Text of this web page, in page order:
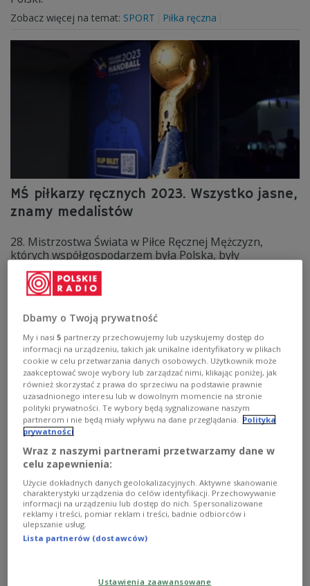
Zobacz więcej na temat: SPORT Piłka ręczna
MŚ piłkarzy ręcznych 2023. Wszystko jasne,
znamy medalistów
28. Mistrzostwa Świata w Piłce Ręcznej Mężczyzn,
których współgospodarzem była Polska, były
rozgrywane od 11 do 29 stycznia. Biało-
Czerwoni pożegnali się z turniejem na etapie fazy
zasadniczej, a mistrzami po raz trzeci z rzędu zostali
Zobacz więcej na temat: Piłka ręczna
MŚ piłkarzy ręcznych: grad bramek w meczu
o brąz. Hiszpania lepsza od Szwecji
decydującym meczu wygrała w Sztokholmie ze Szwecją
Dbamy o Twoją prywatność
My i nasi5 partnerzy przechowujemy lub uzyskujemy dostęp do
informacji na urządzeniu, takich jak unikalne identyfikatory w plikach
cookie w celu przetwarzania danych osobowych. Użytkownik może
zaakceptować swoje wybory lub zarządzać nimi, klikając poniżej, jak
również skorzystać z prawa do sprzeciwu na podstawie prawnie
uzasadnionego interesu lub w dowolnym momencie na stronie
polityki prywatności. Te wybory będą sygnalizowane naszym
partnerom i nie będą miały wpływu na dane przeglądania. Polityka
prywatności
Wraz z naszymi partnerami przetwarzamy dane w
celu zapewnienia:
Użycie dokładnych danych geolokalizacyjnych. Aktywne skanowanie
charakterystyki urządzenia do celów identyfikacji. Przechowywanie
informacji na urządzeniu lub dostęp do nich. Spersonalizowane
reklamy i treści, pomiar reklam i treści, badnie odbiorców i
ulepszanie usług.
Lista partnerów (dostawców)
Ustawienia zaawansowane